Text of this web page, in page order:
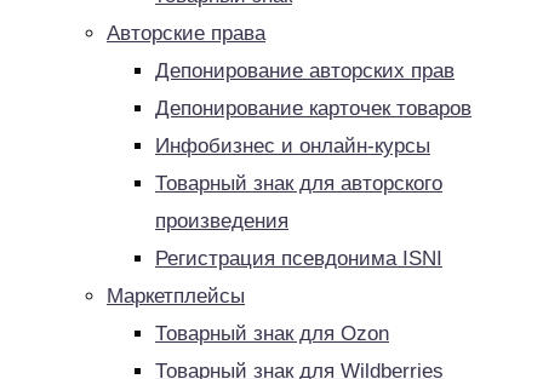
Авторские права
Депонирование авторских прав
Депонирование карточек товаров
Инфобизнес и онлайн-курсы
Товарный знак для авторского
произведения
Регистрация псевдонима ISNI
Маркетплейсы
Товарный знак для Ozon
Товарный знак для Wildberries